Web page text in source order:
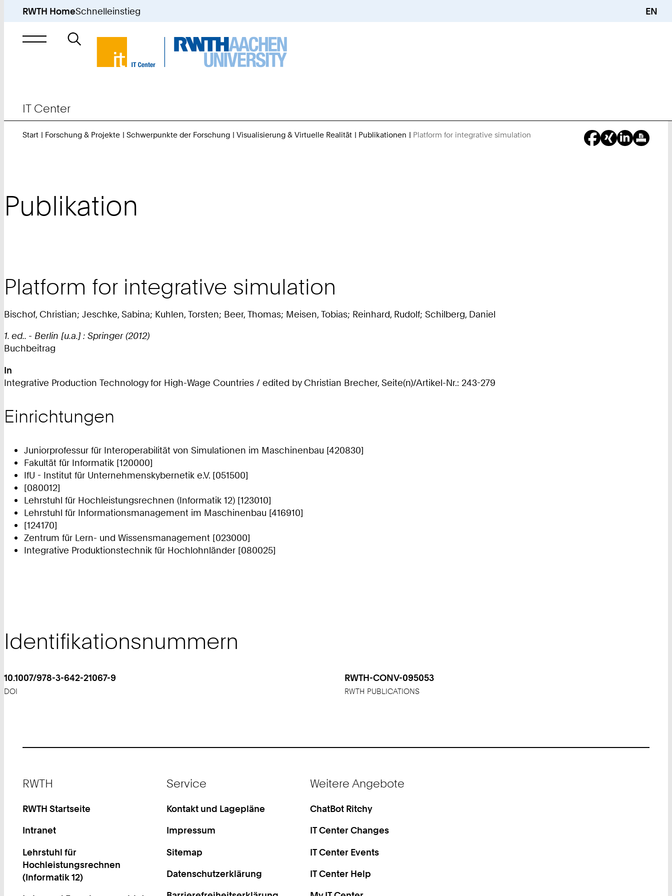
RWTH HomeSchnelleinstieg EN
Suche
nach
IT Center
Start Forschung & Projekte Schwerpunkte der Forschung Visualisierung & Virtuelle Realität Publikationen Platform for integrative simulation
Publikation
Platform for integrative simulation
Bischof, Christian; Jeschke, Sabina; Kuhlen, Torsten; Beer, Thomas; Meisen, Tobias; Reinhard, Rudolf; Schilberg, Daniel
1. ed.. - Berlin [u.a.] : Springer (2012)
Buchbeitrag
In
Integrative Production Technology for High-Wage Countries / edited by Christian Brecher, Seite(n)/Artikel-Nr.: 243-279
Einrichtungen
Juniorprofessur für Interoperabilität von Simulationen im Maschinenbau [420830]
Fakultät für Informatik [120000]
IfU - Institut für Unternehmenskybernetik e.V. [051500]
[080012]
Lehrstuhl für Hochleistungsrechnen (Informatik 12) [123010]
Lehrstuhl für Informationsmanagement im Maschinenbau [416910]
[124170]
Zentrum für Lern- und Wissensmanagement [023000]
Integrative Produktionstechnik für Hochlohnländer [080025]
Identifikationsnummern
10.1007/978-3-642-21067-9
DOI
RWTH-CONV-095053
RWTH PUBLICATIONS
RWTH
RWTH Startseite
Intranet
Lehrstuhl für
Hochleistungsrechnen
(Informatik 12)
Service
Kontakt und Lagepläne
Impressum
Sitemap
Datenschutzerklärung
Weitere Angebote
ChatBot Ritchy
IT Center Changes
IT Center Events
IT Center Help